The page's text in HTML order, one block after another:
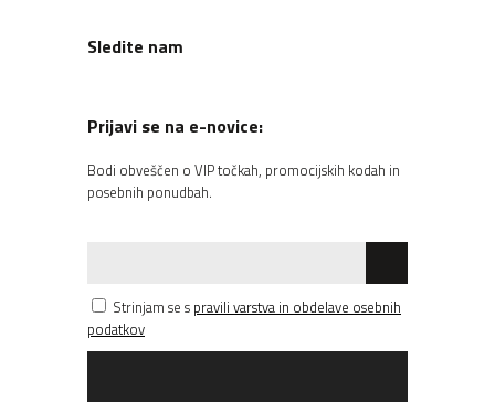
Sledite nam
Prijavi se na e-novice:
Bodi obveščen o VIP točkah, promocijskih kodah in
posebnih ponudbah.
Strinjam se s pravili varstva in obdelave osebnih
podatkov